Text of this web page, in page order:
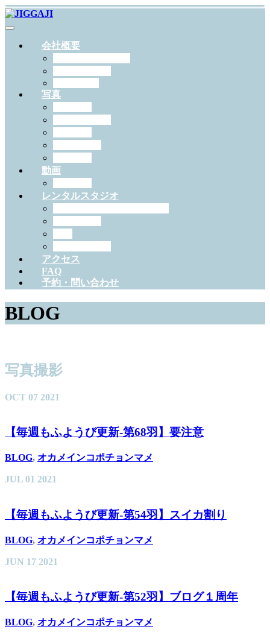
会社概要
写真
動画
レンタルスタジオ
アクセス
FAQ
予約・問い合わせ
BLOG
写真撮影
OCT 07 2021
【毎週もふようび更新-第68羽】要注意
BLOG, オカメインコポチョンマメ
JUL 01 2021
【毎週もふようび更新-第54羽】スイカ割り
BLOG, オカメインコポチョンマメ
JUN 17 2021
【毎週もふようび更新-第52羽】ブログ１周年
BLOG, オカメインコポチョンマメ